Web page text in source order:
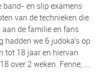
band- en slip examens
van de technieken die
aan de familie en fans
hadden we 6 judoka's op
tot 18 jaar en hiervan
over 2 weken. Fenne, ...